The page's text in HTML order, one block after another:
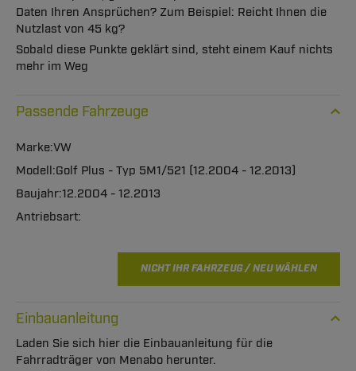
Daten Ihren Ansprüchen? Zum Beispiel: Reicht Ihnen die
Nutzlast von 45 kg?
Sobald diese Punkte geklärt sind, steht einem Kauf nichts
mehr im Weg
Passende Fahrzeuge
VW
Golf Plus - Typ 5M1/521 (12.2004 - 12.2013)
12.2004 - 12.2013
NICHT IHR FAHRZEUG / NEU WÄHLEN
Einbauanleitung
Laden Sie sich hier die Einbauanleitung für die
Fahrradträger von Menabo herunter.